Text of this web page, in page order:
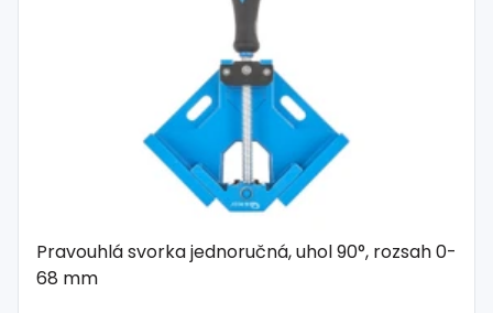
Pravouhlá svorka jednoručná, uhol 90°, rozsah 0-
68 mm